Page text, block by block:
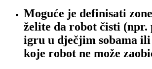
Moguće je definisati
želite da robot čisti (npr.
igru ​​u dječjim sobama
koje robot ne može